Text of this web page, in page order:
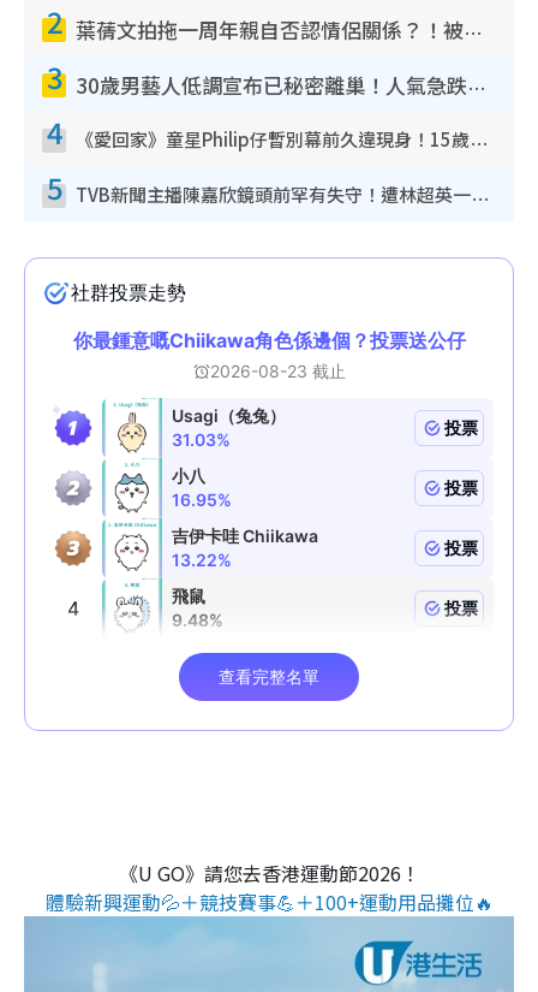
2 葉蒨文拍拖一周年親自否認情侶關係？！被質疑感情造假竟稱GM「普通同事」
3 30歲男藝人低調宣布已秘密離巢！人氣急跌變失蹤人口︰「這幾年過得並不容易」
4 《愛回家》童星Philip仔暫別幕前久違現身！15歲近況暴風長高蛻變帥氣少男
5 TVB新聞主播陳嘉欣鏡頭前罕有失守！遭林超英一句說話突襲嚇親當場大笑
《U GO》請您去香港運動節2026！
體驗新興運動💦＋競技賽事💪＋100+運動用品攤位🔥